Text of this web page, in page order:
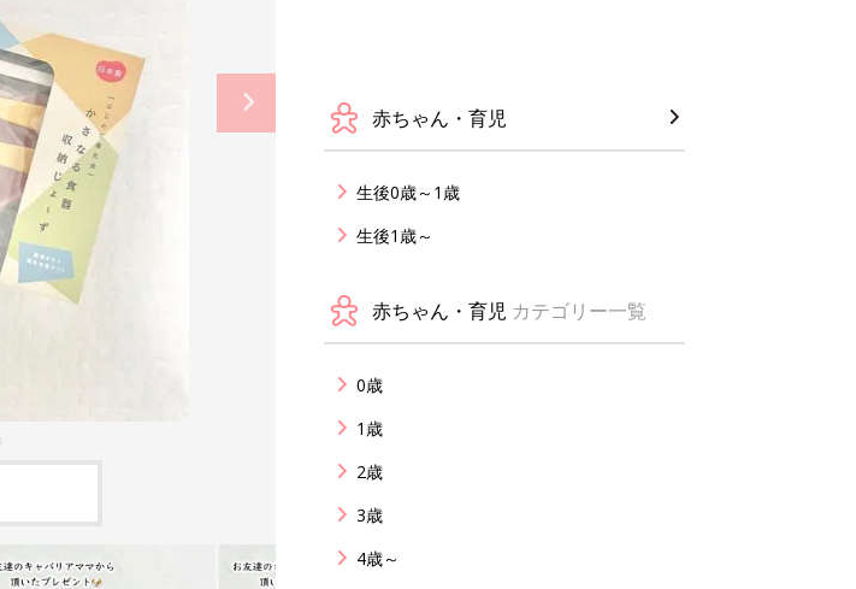
赤ちゃん・育児
生後0歳～1歳
生後1歳～
赤ちゃん・育児 カテゴリー一覧
0歳
1歳
2歳
3歳
4歳～